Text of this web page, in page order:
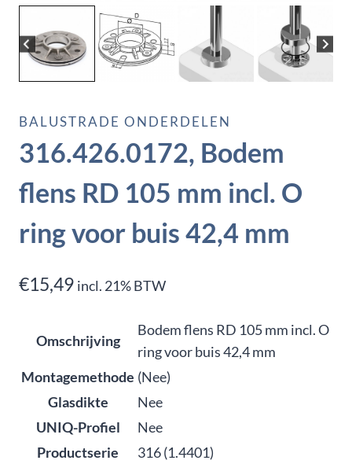
BALUSTRADE ONDERDELEN
316.426.0172, Bodem
flens RD 105 mm incl. O
ring voor buis 42,4 mm
€15,49 incl. 21% BTW
Omschrijving
Bodem flens RD 105 mm incl. O
ring voor buis 42,4 mm
Montagemethode (Nee)
Glasdikte
Nee
UNIQ-Profiel
Nee
Productserie
316 (1.4401)